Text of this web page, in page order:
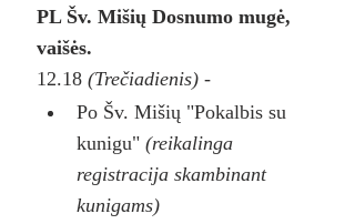
PL Šv. Mišių Dosnumo mugė,
vaišės.
12.18 (Trečiadienis) -
Po Šv. Mišių "Pokalbis su
kunigu" (reikalinga
registracija skambinant
kunigams)